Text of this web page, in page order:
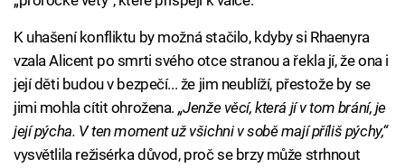
K uhašení konfliktu by možná stačilo, kdyby si Rhaenyra
vzala Alicent po smrti svého otce stranou a řekla jí, že ona i
její děti budou v bezpečí... že jim neublíží, přestože by se
jimi mohla cítit ohrožena. „Jenže věcí, která jí v tom brání, je
její pýcha. V ten moment už všichni v sobě mají příliš pýchy,“
vysvětlila režisérka důvod, proč se brzy může strhnout